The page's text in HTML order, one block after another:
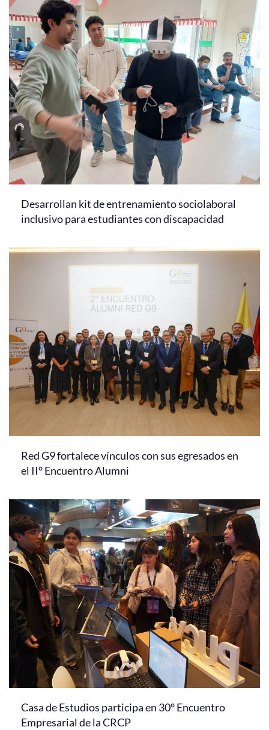
Desarrollan kit de entrenamiento sociolaboral
inclusivo para estudiantes con discapacidad
Red G9 fortalece vínculos con sus egresados en
el II° Encuentro Alumni
Casa de Estudios participa en 30° Encuentro
Empresarial de la CRCP